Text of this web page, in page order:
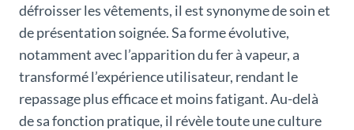
défroisser les vêtements, il est synonyme de soin et
de présentation soignée. Sa forme évolutive,
notamment avec l’apparition du fer à vapeur, a
transformé l’expérience utilisateur, rendant le
repassage plus efficace et moins fatigant. Au-delà
de sa fonction pratique, il révèle toute une culture